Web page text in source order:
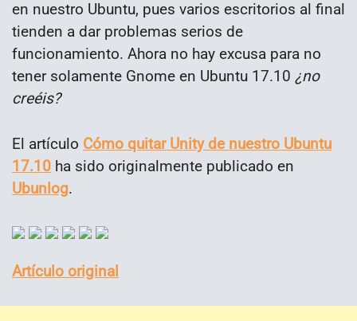
en nuestro Ubuntu, pues varios escritorios al final
tienden a dar problemas serios de
funcionamiento. Ahora no hay excusa para no
tener solamente Gnome en Ubuntu 17.10 ¿no
creéis?
El artículo Cómo quitar Unity de nuestro Ubuntu
17.10 ha sido originalmente publicado en
Ubunlog.
Artículo original